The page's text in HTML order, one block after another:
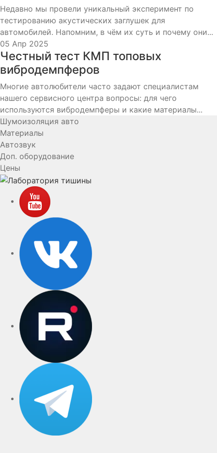
Недавно мы провели уникальный эксперимент по
тестированию акустических заглушек для
автомобилей. Напомним, в чём их суть и почему они...
05 Апр 2025
Честный тест КМП топовых
вибродемпферов
Многие автолюбители часто задают специалистам
нашего сервисного центра вопросы: для чего
используются вибродемпферы и какие материалы...
Шумоизоляция авто
Материалы
Автозвук
Доп. оборудование
Цены